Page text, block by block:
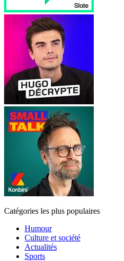
Catégories les plus populaires
Humour
Culture et société
Actualités
Sports